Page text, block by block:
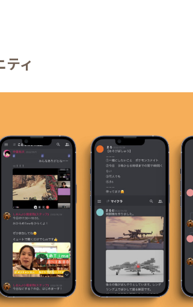
ィ